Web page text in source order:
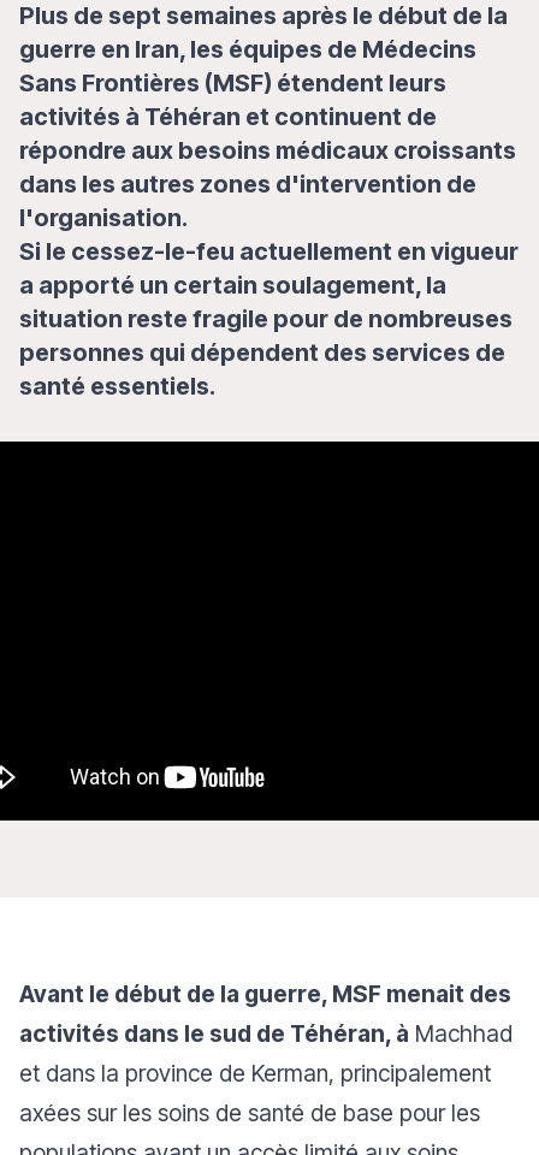
Plus de sept semaines après le début de la
guerre en Iran, les équipes de Médecins
Sans Frontières (MSF) étendent leurs
activités à Téhéran et continuent de
répondre aux besoins médicaux croissants
dans les autres zones d'intervention de
l'organisation.
Si le cessez-le-feu actuellement en vigueur
a apporté un certain soulagement, la
situation reste fragile pour de nombreuses
personnes qui dépendent des services de
santé essentiels.
Avant le début de la guerre, MSF menait des
activités dans le sud de Téhéran, à Machhad
et dans la province de Kerman, principalement
axées sur les soins de santé de base pour les